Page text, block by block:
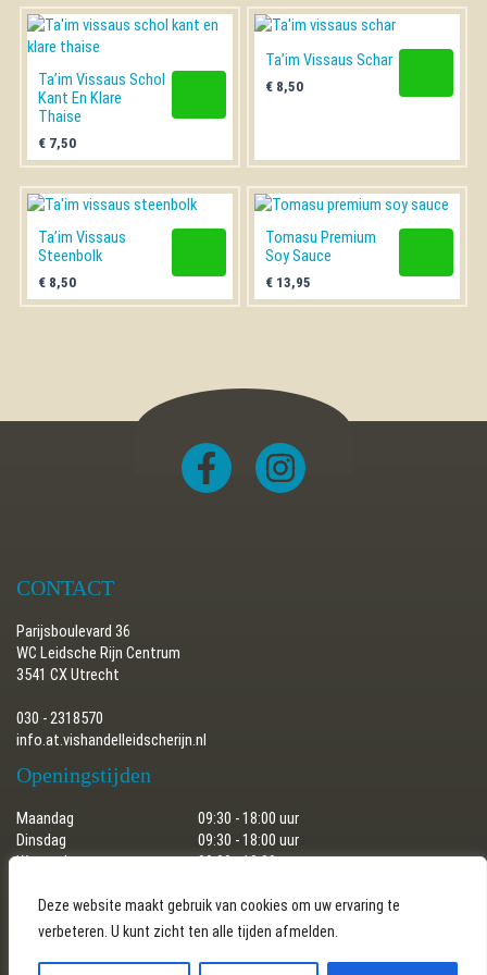
Deze website maakt gebruik van cookies om uw ervaring te
verbeteren. U kunt zicht ten alle tijden afmelden.
Ta’im Vissaus Schol
Kant En Klare
Thaise
€ 7,50
Ta’im Vissaus Schar
€ 8,50
Ta’im Vissaus
Steenbolk
€ 8,50
Tomasu Premium
Soy Sauce
€ 13,95
CONTACT
Parijsboulevard 36
WC Leidsche Rijn Centrum
3541 CX Utrecht
030 - 2318570
info.at.vishandelleidscherijn.nl
Openingstijden
Maandag
09:30 - 18:00 uur
Dinsdag
09:30 - 18:00 uur
Woensdag
09:30 - 18:00 uur
Vrijdag
09:30 - 18:00 uur
Zaterdag
09:30 - 17:30 uur